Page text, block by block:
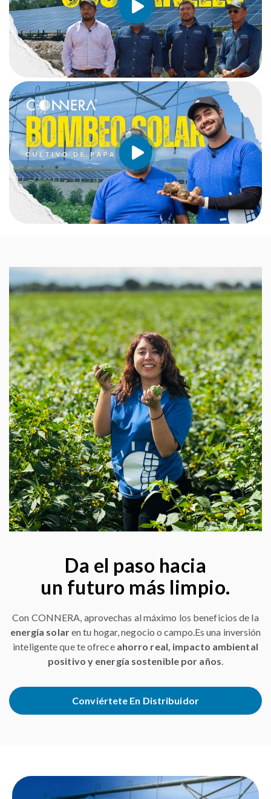
Da el paso hacia
un futuro más limpio.
Con CONNERA, aprovechas al máximo los beneficios de la
energía solaren tu hogar, negocio o campo.Es una inversión
inteligente que te ofrece ahorro real, impacto ambiental
positivo y energía sostenible por años
Conviértete En Distribuidor